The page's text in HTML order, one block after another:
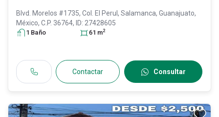
Blvd. Morelos #1735, Col. El Perul, Salamanca, Guanajuato,
México, C.P. 36764, ID: 27428605
1 Baño 61 m2
Contactar Consultar